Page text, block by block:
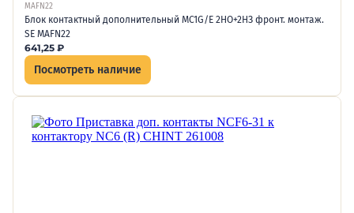
MAFN22
Блок контактный дополнительный MC1G/E 2НО+2НЗ фронт. монтаж.
SE MAFN22
641,25 ₽
Посмотреть наличие